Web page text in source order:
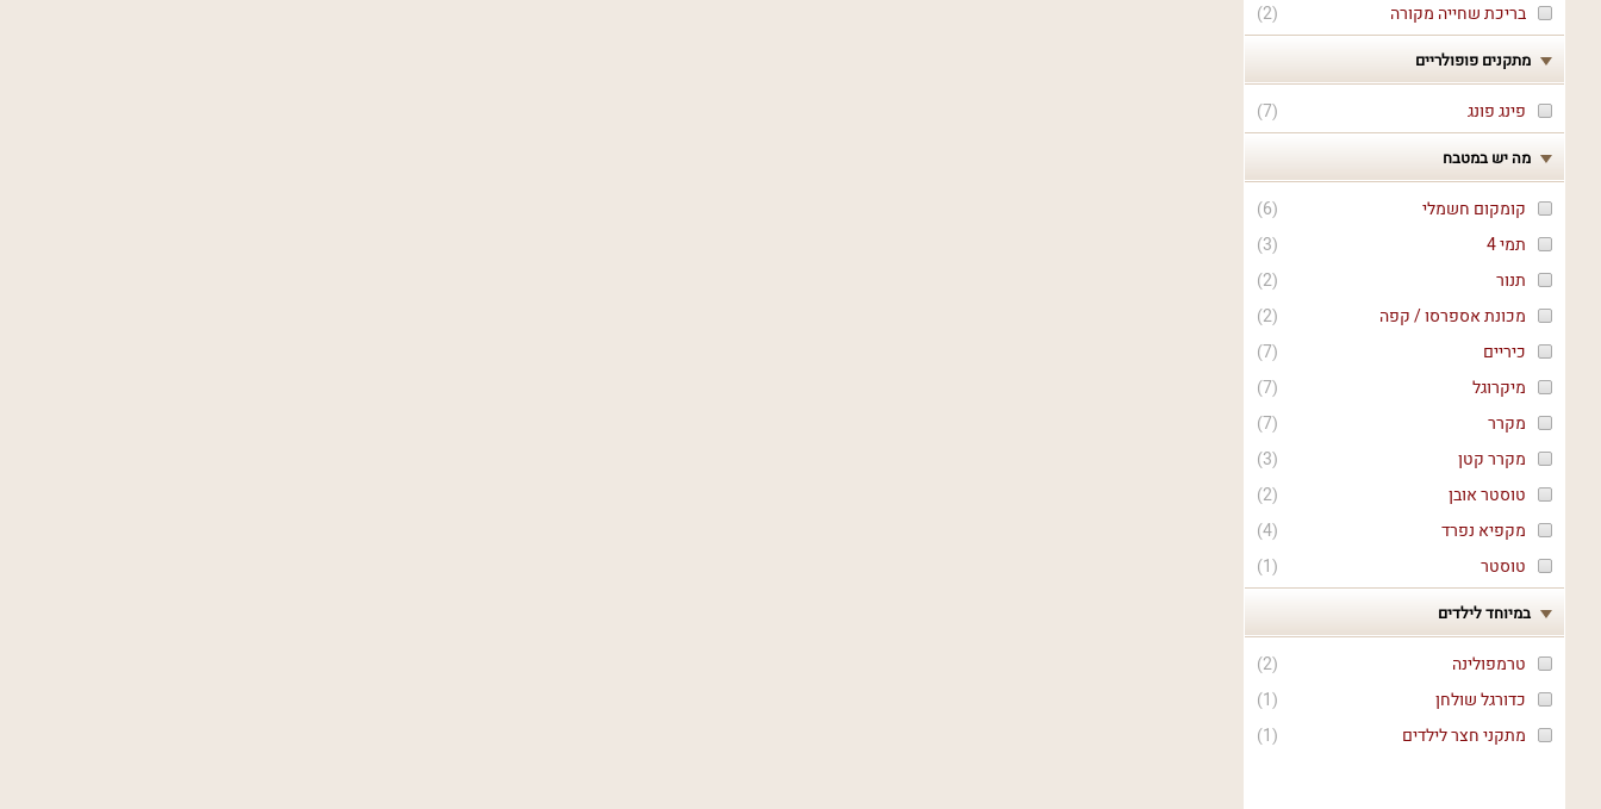
(
2
) בריכת שחייה מקורה
מתקנים פופולריים
(
7
) פינג פונג
מה יש במטבח
(
6
)
קומקום חשמלי
(
3
)
תמי 4
(
2
)
תנור
(
2
)
מכונת אספרסו / קפה
(
7
)
כיריים
(
7
)
מיקרוגל
(
7
)
מקרר
(
3
)
מקרר קטן
(
2
)
טוסטר אובן
(
4
)
מקפיא נפרד
(
1
) טוסטר
במיוחד לילדים
(
2
)
טרמפולינה
(
1
)
כדורגל שולחן
(
1
) מתקני חצר לילדים